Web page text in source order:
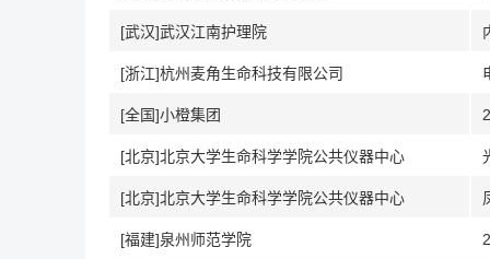
[武汉]武汉江南护理院
[浙江]杭州麦角生命科技有限公司
[全国]小橙集团
[北京]北京大学生命科学学院公共仪器中心
[北京]北京大学生命科学学院公共仪器中心
[福建]泉州师范学院